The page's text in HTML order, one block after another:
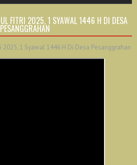
FITRI 2025, 1 SYAWAL 1446 H DI DESA
PESANGGRAHAN
1 Syawal 1446 H Di Desa Pesanggrahan